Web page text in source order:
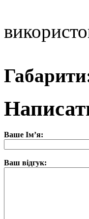
Ваше Ім’я:
Ваш відгук: